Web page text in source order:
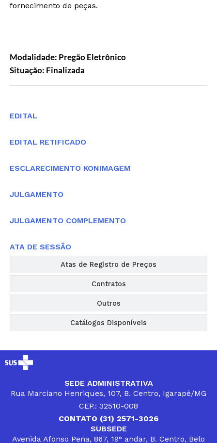
fornecimento de peças.
Modalidade: Pregão Eletrônico
Situação: Finalizada
Atas de Registro de Preços
Contratos
Outros
Catálogos Disponíveis
EDITAL
EDITAL RETIFICADO
ESCLARECIMENTO KONIMAGEM
JULGAMENTO
JULGAMENTO COMPLEMENTO
ATA DE SESSÃO
SEDE ADMINISTRATIVA
Rua Marciano Henriques, 107, B. Centro, Igarapé/MG
CEP.: 32510-008
CONTATO (31) 2571-3026
SUBSEDE
Avenida Afonso Pena, 867, 19° andar, B. Centro, Belo